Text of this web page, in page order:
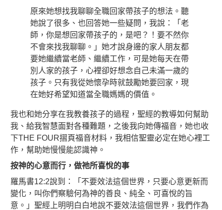
原來她想找我聊聊全職回家帶孩子的想法。聽
她說了很多、也回答她一些疑問，我說：「老
師，你是想回家帶孩子的，是吧？！要不然你
不會來找我聊聊。」她才說身邊的家人朋友都
要她繼續當老師、繼續工作，可是她每天在帶
別人家的孩子，心裡卻好想念自己未滿一歲的
孩子。只有我從她懷孕時就鼓勵她要回家，現
在她好希望知道當全職媽媽的價值。
我也和她分享在我教養孩子的過程，聖經的教導如何幫助
我、給我智慧面對各種難題，之後我向她傳福音，她也收
下THE FOUR摺頁福音材料，我相信聖靈必定在她心裡工
作，幫助她慢慢能認識神。
按神的心意而行，做祂所喜悅的事
羅馬書12:2說到：「不要效法這個世界，只要心意更新而
變化，叫你們察驗何為神的善良、純全、可喜悅的旨
意。」聖經上明明白白地說不要效法這個世界，我們作為